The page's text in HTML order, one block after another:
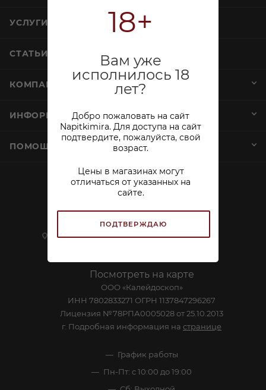
18+
Вам уже
исполнилось 18
лет?
Добро пожаловать на сайт
Napitkimira. Для доступа на сайт
подтвердите, пожалуйста, свой
возраст.
Цены в магазинах могут
отличаться от указанных на
сайте.
ПОДТВЕРЖДАЮ
УСЛУГИ
СТАТЬИ
КОМПАНИЯ
ИНФОРМАЦИЯ
ПОМОЩЬ И СЕРВИСЫ
+7 (812) 644-40-00
sekretar@napitkimira.com
г. Санкт-Петербург ,
Посмотреть на карте
ООО «Калейдоскоп»
ИНН 7802833271 ОГРН 1137847296267
Лицензия №78РПА0005028 от 25.10.2013
г. Подробная информация на странице
График работы
Пн-Пт: с 10:00 до 19:00